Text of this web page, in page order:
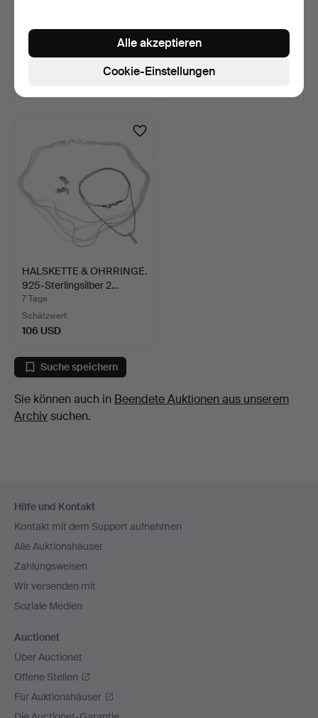
BERNSTEIN, Halskette, 20.
5 Tage
BERNSTEIN, Halskette 20.
Jahrhundert.
5 Tage
Schätzwert
HALSKETTE & OHRRINGE.
925-Sterlingsilber 2…
7 Tage
Schätzwert
106 USD
Suche speichern
Sie können auch in Beendete Auktionen aus unserem
Archivsuchen.
Navigation
Hilfe und Kontakt
Kontakt mit dem Support aufnehmen
Alle Auktionshäuser
Zahlungsweisen
Wir versenden mit
Soziale Medien
Auctionet
Über Auctionet
Offene Stellen
Für Auktionshäuser
Cookie-Einstellungen
Alle akzeptieren